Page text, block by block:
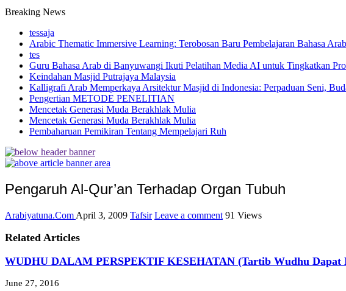
Breaking News
tessaja
Arabic Thematic Immersive Learning: Terobosan Baru Pembelajaran Bahasa
tes
Guru Bahasa Arab di Banyuwangi Ikuti Pelatihan Media AI untuk Tingkatkan
Keindahan Masjid Putrajaya Malaysia
Kalligrafi Arab Memperkaya Arsitektur Masjid di Indonesia: Perpaduan Seni,
Pengertian METODE PENELITIAN
Mencetak Generasi Muda Berakhlak Mulia
Mencetak Generasi Muda Berakhlak Mulia
Pembaharuan Pemikiran Tentang Mempelajari Ruh
Pengaruh Al-Qur’an Terhadap Organ Tubuh
Arabiyatuna.Com April 3, 2009 Tafsir Leave a comment 91 Views
Related Articles
WUDHU DALAM PERSPEKTIF KESEHATAN (Tartib Wudhu
June 27, 2016